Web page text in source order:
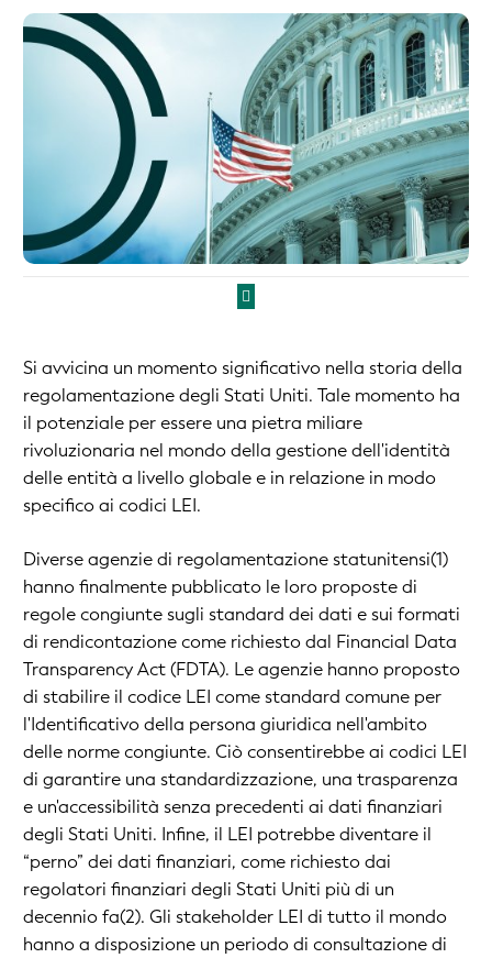
Si avvicina un momento significativo nella storia della
regolamentazione degli Stati Uniti. Tale momento ha
il potenziale per essere una pietra miliare
rivoluzionaria nel mondo della gestione dell'identità
delle entità a livello globale e in relazione in modo
specifico ai codici LEI.
Diverse agenzie di regolamentazione statunitensi(1)
hanno finalmente pubblicato le loro proposte di
regole congiunte sugli standard dei dati e sui formati
di rendicontazione come richiesto dal Financial Data
Transparency Act (FDTA). Le agenzie hanno proposto
di stabilire il codice LEI come standard comune per
l'Identificativo della persona giuridica nell'ambito
delle norme congiunte. Ciò consentirebbe ai codici LEI
di garantire una standardizzazione, una trasparenza
e un'accessibilità senza precedenti ai dati finanziari
degli Stati Uniti. Infine, il LEI potrebbe diventare il
“perno” dei dati finanziari, come richiesto dai
regolatori finanziari degli Stati Uniti più di un
decennio fa(2). Gli stakeholder LEI di tutto il mondo
hanno a disposizione un periodo di consultazione di